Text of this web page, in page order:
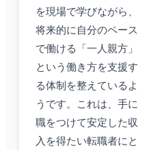
を現場で学びながら、
将来的に自分のペース
で働ける「一人親方」
という働き方を支援す
る体制を整えているよ
うです。これは、手に
職をつけて安定した収
入を得たい転職者にと